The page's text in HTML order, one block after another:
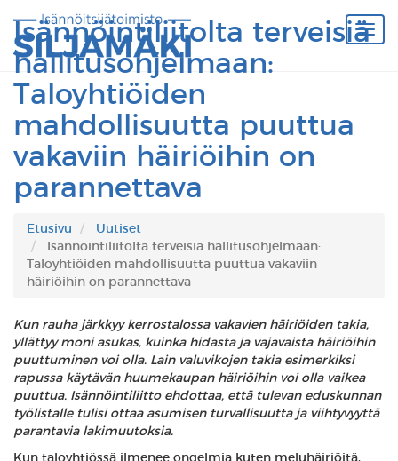
Isännöintiliitolta terveisiä
hallitusohjelmaan:
Taloyhtiöiden
mahdollisuutta puuttua
vakaviin häiriöihin on
parannettava
Etusivu
Uutiset
Isännöintiliitolta terveisiä hallitusohjelmaan:
Taloyhtiöiden mahdollisuutta puuttua vakaviin
häiriöihin on parannettava
Kun rauha järkkyy kerrostalossa vakavien häiriöiden takia,
yllättyy moni asukas, kuinka hidasta ja vajavaista häiriöihin
puuttuminen voi olla. Lain valuvikojen takia esimerkiksi
rapussa käytävän huumekaupan häiriöihin voi olla vaikea
puuttua. Isännöintiliitto ehdottaa, että tulevan eduskunnan
työlistalle tulisi ottaa asumisen turvallisuutta ja viihtyvyyttä
parantavia lakimuutoksia.
Kun taloyhtiössä ilmenee ongelmia kuten meluhäiriöitä,